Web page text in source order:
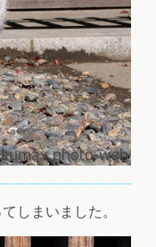
しまいました。